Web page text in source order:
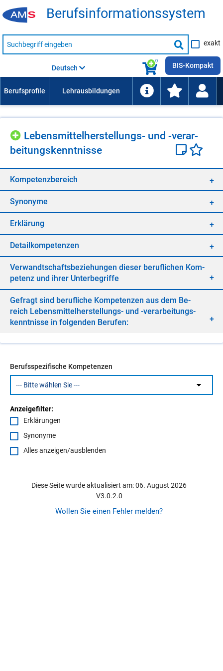
Be­rufs­in­for­ma­ti­ons­sys­tem
Suche
nach
Suche
starten
exakt
0
Deutsch BIS-Kompakt
Le­bens­mit­tel­her­stel­lungs- und -ver­ar­
bei­tungs­kennt­nis­se
Kom­pe­tenz­be­reich
Syn­ony­me
Er­klä­rung
De­tail­kom­pe­ten­zen
Ver­wandt­schafts­be­zie­hun­gen die­ser be­ruf­li­chen Kom­
pe­tenz und ih­rer Un­ter­be­grif­fe
Ge­fragt sind be­ruf­li­che Kom­pe­ten­zen aus dem Be­
reich Le­bens­mit­tel­her­stel­lungs- und -ver­ar­bei­tungs­
kennt­nis­se in fol­gen­den Be­ru­fen:
Berufsspezifische Kompetenzen
Anzeigefilter:
Erklärungen
Synonyme
Alles anzeigen/ausblenden
Diese Seite wurde aktualisiert am: 06. August 2026
V3.0.2.0
Wollen Sie einen Fehler melden?